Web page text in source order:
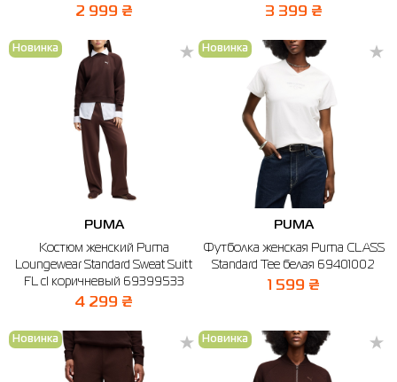
2 999 ₴ 3 399 ₴
Новинка
PUMA
Костюм женский Puma
Loungewear Standard Sweat Suitt
FL cl коричневый 69399533
4 299 ₴
Новинка
PUMA
Футболка женская Puma CLASS
Standard Tee белая 69401002
1 599 ₴
Новинка Новинка